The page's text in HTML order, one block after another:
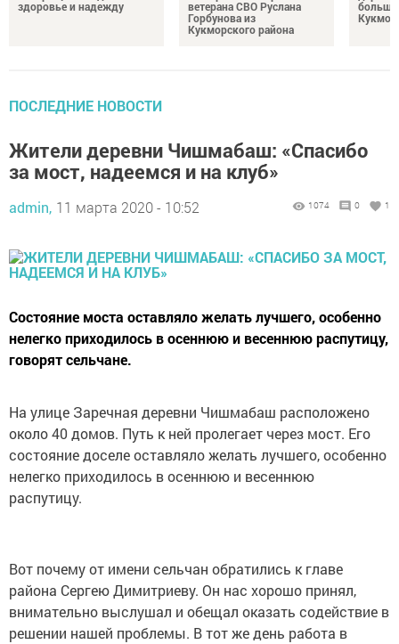
здоровье и надежду
ветерана СВО Руслана
Горбунова из
Кукморского района
ПОСЛЕДНИЕ НОВОСТИ
Жители деревни Чишмабаш: «Спасибо
за мост, надеемся и на клуб»
admin, 11 марта 2020 - 10:52 1074 0 1
Состояние моста оставляло желать лучшего, особенно
нелегко приходилось в осеннюю и весеннюю распутицу,
говорят сельчане.
На улице Заречная деревни Чишмабаш расположено
около 40 домов. Путь к ней пролегает через мост. Его
состояние доселе оставляло желать лучшего, особенно
нелегко приходилось в осеннюю и весеннюю
распутицу.
Вот почему от имени сельчан обратились к главе
района Сергею Димитриеву. Он нас хорошо принял,
внимательно выслушал и обещал оказать содействие в
решении нашей проблемы. В тот же день работа в